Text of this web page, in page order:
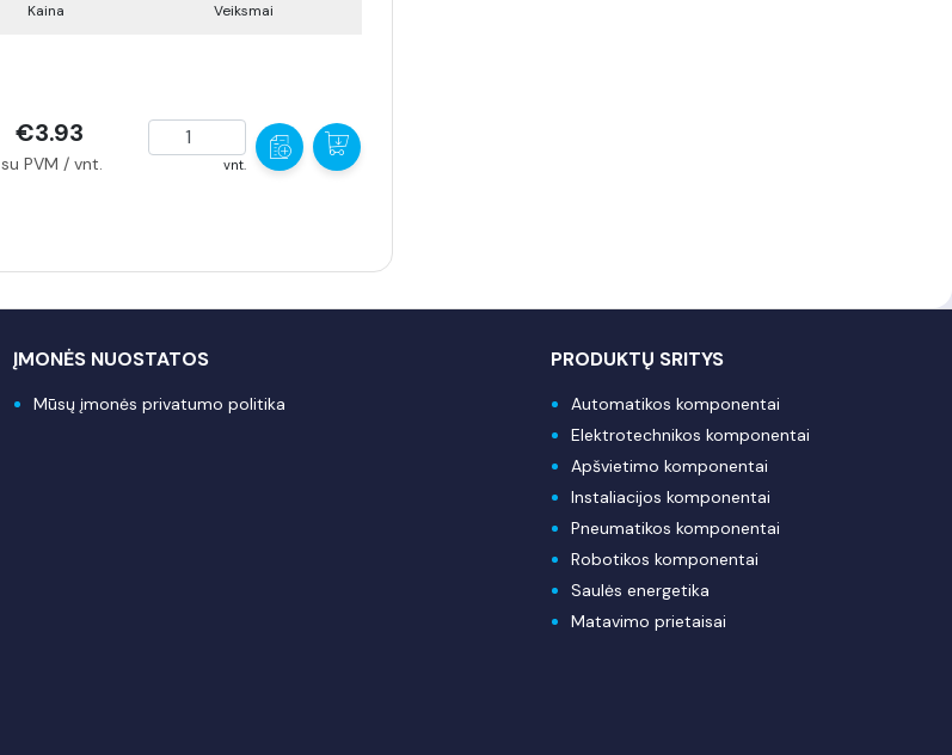
Kaina Veiksmai
€3.93
su PVM / vnt. vnt.
ĮMONĖS NUOSTATOS
Mūsų įmonės privatumo politika
PRODUKTŲ SRITYS
Automatikos komponentai
Elektrotechnikos komponentai
Apšvietimo komponentai
Instaliacijos komponentai
Pneumatikos komponentai
Robotikos komponentai
Saulės energetika
Matavimo prietaisai